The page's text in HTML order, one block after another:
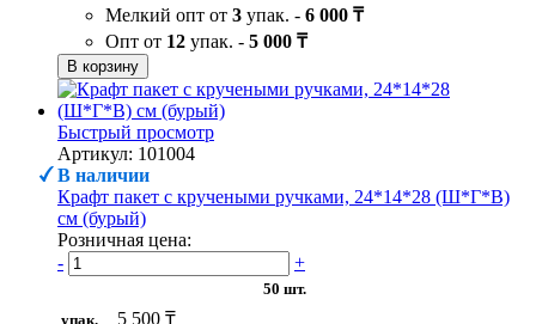
Мелкий опт от 3 упак. - 6 000 ₸
Опт от 12 упак. - 5 000 ₸
В корзину
Быстрый просмотр
Артикул: 101004
В наличии
Крафт пакет с кручеными ручками, 24*14*28 (Ш*Г*В)
см (бурый)
Розничная цена:
-
+
50 шт.
упак.
5 500 ₸